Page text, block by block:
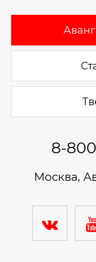
8-
Москва,